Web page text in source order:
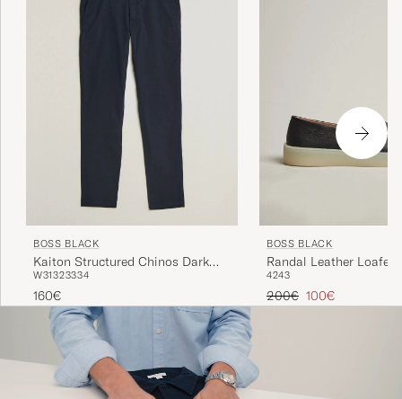
BOSS BLACK
Kaiton Structured Chinos Dark
Blue
W31323334
160€
BOSS BLACK
Randal Leather Loafer
4243
Regulärer Preis
200€ Reduzierter Preis
100€